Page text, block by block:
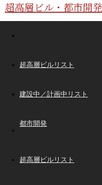
超高層ビル・都市開
超高層ビルリスト
建設中／計画中リスト
都市開発
超高層ビルリスト